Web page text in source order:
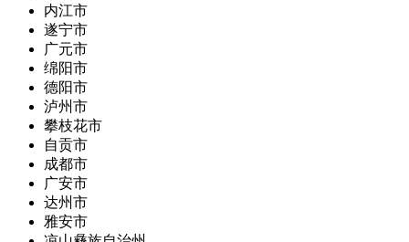
内江市
遂宁市
广元市
绵阳市
德阳市
泸州市
攀枝花市
自贡市
成都市
广安市
达州市
雅安市